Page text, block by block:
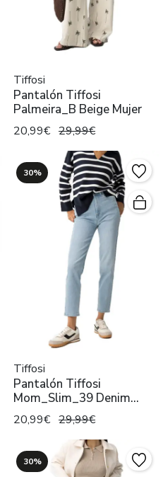
Tiffosi
Pantalón Tiffosi
Palmeira_B Beige Mujer
20,99€ 29,99€
30%
Tiffosi
Pantalón Tiffosi
Mom_Slim_39 Denim
Claro Mujer
20,99€ 29,99€
30%